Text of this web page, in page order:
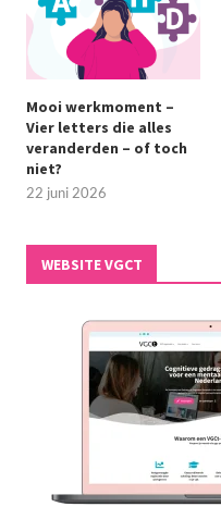
Mooi werkmoment –
Vier letters die alles
veranderden – of toch
niet?
22 juni 2026
WEBSITE VGCT